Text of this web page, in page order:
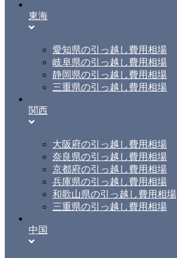
東海
愛知県の引っ越し費用相場
岐阜県の引っ越し費用相場
静岡県の引っ越し費用相場
三重県の引っ越し費用相場
関西
大阪府の引っ越し費用相場
奈良県の引っ越し費用相場
京都府の引っ越し費用相場
兵庫県の引っ越し費用相場
和歌山県の引っ越し費用相場
三重県の引っ越し費用相場
中国